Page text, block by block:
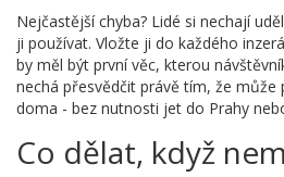
Nejčastější chyba? Lidé si nechají
ji používat. Vložte ji do každého
by měl být první věc, kterou
nechá přesvědčit právě tím, že
doma - bez nutnosti jet do Prahy
Co dělat, když